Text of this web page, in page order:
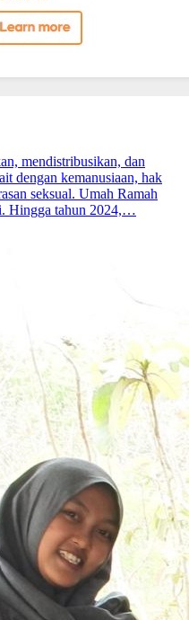
mendistribusikan, dan
dengan kemanusiaan, hak
seksual. Umah Ramah
Hingga tahun 2024,…